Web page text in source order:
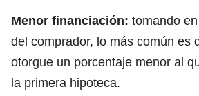
Menor financiación: tomando
del comprador, lo más común es
otorgue un porcentaje menor al
la primera hipoteca.